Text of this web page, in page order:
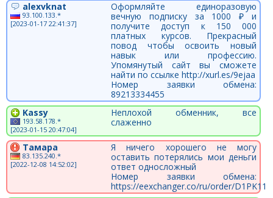
alexvknat
93.100.133.*
[2023-01-17 22:41:37]
Оформляйте единоразовую
вечную подписку за 1000 ₽ и
получите доступ к 150 000
платных курсов. Прекрасный
повод чтобы освоить новый
навык или профессию.
Упомянутый сайт вы сможете
найти по ссылке http://xurl.es/9ejaa
Номер заявки обмена:
89213334455
Kassy
193.58.178.*
[2023-01-15 20:47:04]
Неплохой обменник, все
слаженно
Тамара
83.135.240.*
[2022-12-08 14:52:02]
Я ничего хорошего не могу
оставить потерялись мои деньги
ответ односложный
Номер заявки обмена:
https://eexchanger.co/ru/order/